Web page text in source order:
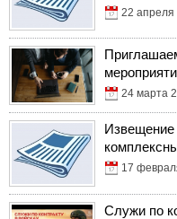
22 апреля
24 марта
Извещение
17
Служи по